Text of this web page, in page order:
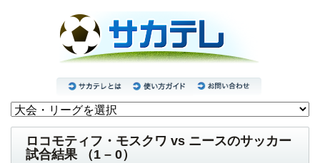
ロコモティフ・モスクワ vs ニースのサッカー
試合結果 （1 – 0）